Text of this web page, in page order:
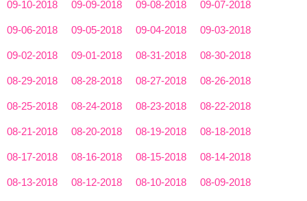
09-10-2018 09-09-2018 09-08-2018 09-07-2018
09-06-2018 09-05-2018 09-04-2018 09-03-2018
09-02-2018 09-01-2018 08-31-2018 08-30-2018
08-29-2018 08-28-2018 08-27-2018 08-26-2018
08-25-2018 08-24-2018 08-23-2018 08-22-2018
08-21-2018 08-20-2018 08-19-2018 08-18-2018
08-17-2018 08-16-2018 08-15-2018 08-14-2018
08-13-2018 08-12-2018 08-10-2018 08-09-2018